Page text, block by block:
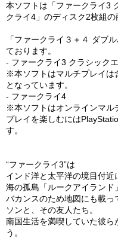
本ソフトは「ファークライ3
クライ4」のディスク2枚組の
「ファークライ３＋４ ダブ
ております。
- ファークライ3 クラシック
※本ソフトはマルチプレイは
となっています。
- ファークライ4
※本ソフトはオンラインマル
プレイを楽しむには
す。
“ファークライ3”は
インド洋と太平洋の境目付
海の孤島「ルークアイランド
バカンスのため地図にも載っ
ソンと、その友人たち。
南国生活を満喫していた彼ら
う。